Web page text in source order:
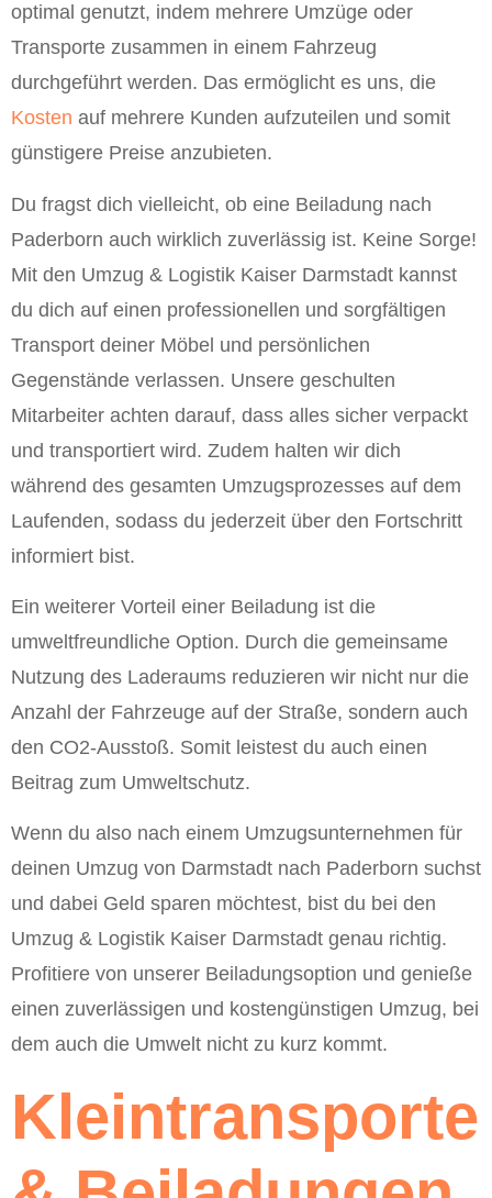
optimal genutzt, indem mehrere Umzüge oder
Transporte zusammen in einem Fahrzeug
durchgeführt werden. Das ermöglicht es uns, die
Kosten auf mehrere Kunden aufzuteilen und somit
günstigere Preise anzubieten.
Du fragst dich vielleicht, ob eine Beiladung nach
Paderborn auch wirklich zuverlässig ist. Keine Sorge!
Mit den Umzug & Logistik Kaiser Darmstadt kannst
du dich auf einen professionellen und sorgfältigen
Transport deiner Möbel und persönlichen
Gegenstände verlassen. Unsere geschulten
Mitarbeiter achten darauf, dass alles sicher verpackt
und transportiert wird. Zudem halten wir dich
während des gesamten Umzugsprozesses auf dem
Laufenden, sodass du jederzeit über den Fortschritt
informiert bist.
Ein weiterer Vorteil einer Beiladung ist die
umweltfreundliche Option. Durch die gemeinsame
Nutzung des Laderaums reduzieren wir nicht nur die
Anzahl der Fahrzeuge auf der Straße, sondern auch
den CO2-Ausstoß. Somit leistest du auch einen
Beitrag zum Umweltschutz.
Wenn du also nach einem Umzugsunternehmen für
deinen Umzug von Darmstadt nach Paderborn suchst
und dabei Geld sparen möchtest, bist du bei den
Umzug & Logistik Kaiser Darmstadt genau richtig.
Profitiere von unserer Beiladungsoption und genieße
einen zuverlässigen und kostengünstigen Umzug, bei
dem auch die Umwelt nicht zu kurz kommt.
Kleintransporte